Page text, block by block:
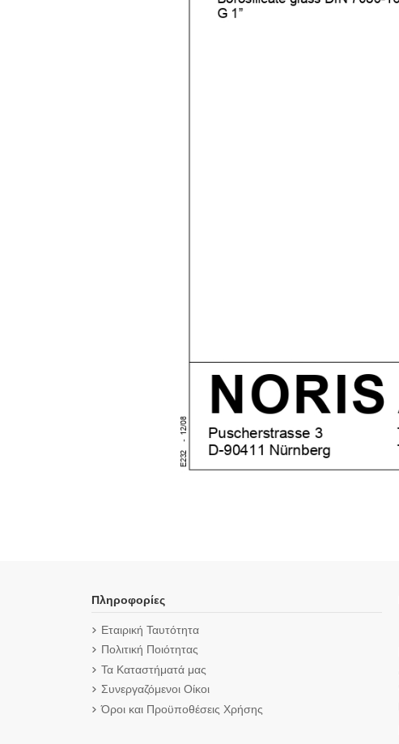
Πληροφορίες
Εταιρική Ταυτότητα
Πολιτική Ποιότητας
Τα Καταστήματά μας
Συνεργαζόμενοι Οίκοι
Όροι και Προϋποθέσεις Χρήσης